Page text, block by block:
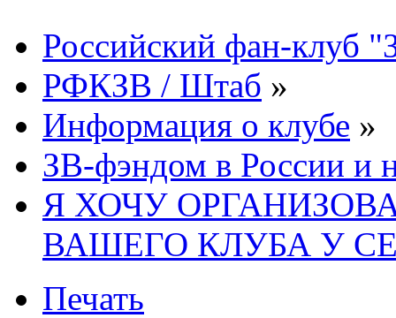
Российский фан-клуб
РФКЗВ / Штаб »
Информация о клубе »
ЗВ-фэндом в России и
Я ХОЧУ
ВАШЕГО КЛУБА У
Печать